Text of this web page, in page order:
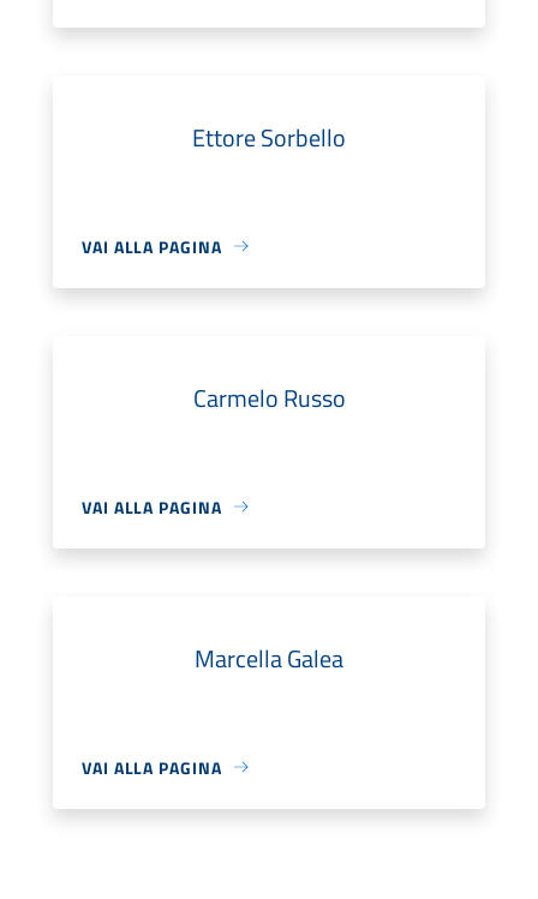
Ettore Sorbello
VAI ALLA PAGINA
Carmelo Russo
VAI ALLA PAGINA
Marcella Galea
VAI ALLA PAGINA